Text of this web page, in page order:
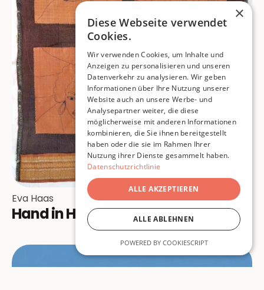
Eva Haas
Hand in Hand, Faces to Faces
×
Diese Webseite verwendet
Cookies.
Wir verwenden Cookies, um Inhalte und
Anzeigen zu personalisieren und unseren
Datenverkehr zu analysieren. Wir geben
Informationen über Ihre Nutzung unserer
Website auch an unsere Werbe- und
Analysepartner weiter, die diese
möglicherweise mit anderen Informationen
kombinieren, die Sie ihnen bereitgestellt
haben oder die sie im Rahmen Ihrer
Nutzung ihrer Dienste gesammelt haben.
Datenschutzrichtlinie
ALLE AKZEPTIEREN
ALLE ABLEHNEN
POWERED BY COOKIESCRIPT